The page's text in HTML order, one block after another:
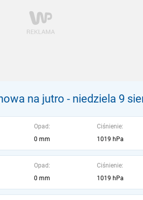
na jutro - niedziela 9
Opad:
0 mm
Ciśnienie:
1019 hPa
Opad:
0 mm
Ciśnienie:
1019 hPa